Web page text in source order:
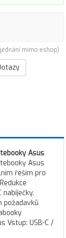
mimo eshop)
Asus
Asus
řeším pro
nabíječky.
požadavků
Vstup: USB-C /